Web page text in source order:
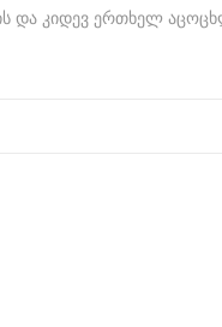
და კიდევ ერთხელ